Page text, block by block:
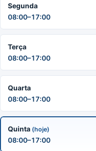
Segunda
08:00–17:00
Terça
08:00–17:00
Quarta
08:00–17:00
Quinta (hoje)
08:00–17:00